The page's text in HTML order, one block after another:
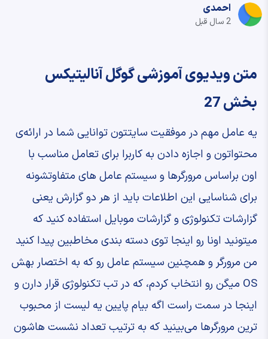
احمدی
2 سال قبل
متن ویدیوی آموزشی گوگل آنالیتیکس
بخش 27
‫یه عامل مهم در موفقیت سایتتون ‫توانایی شما در ارائه‌ی
محتواتون ‫و اجازه دادن به کاربرا برای تعامل ‫مناسب با
اون ‫براساس مرورگرها و سیستم عامل های متفاوتشونه
‫برای شناسایی این اطلاعات ‫باید از هر دو گزارش یعنی
گزارشات تکنولوژی ‫و گزارشات موبایل استفاده کنید که
میتونید ‫اونا رو اینجا توی دسته بندی مخاطبین پیدا کنید
‫من مرورگر و همچنین سیستم عامل رو که به ‫اختصار بهش
OS میگن رو ‫انتخاب کردم، که در تب تکنولوژی قرار دارن ‫و
اینجا در سمت راست اگه بیام پایین ‫یه لیست از محبوب
ترین مرورگرها می‌بینید ‫که به ترتیب تعداد نشست هاشون